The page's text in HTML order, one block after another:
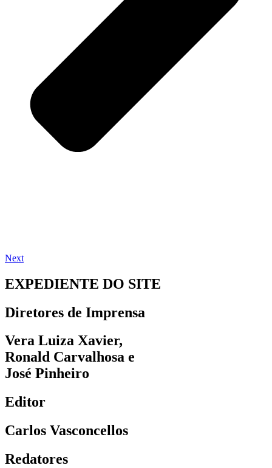
Next
EXPEDIENTE DO SITE
Diretores de Imprensa
Vera Luiza Xavier,
Ronald Carvalhosa e
José Pinheiro
Editor
Carlos Vasconcellos
Redatores